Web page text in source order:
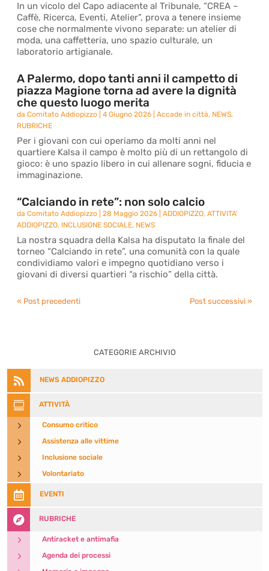
In un vicolo del Capo adiacente al Tribunale, “CREA –
Caffè, Ricerca, Eventi, Atelier”, prova a tenere insieme
cose che normalmente vivono separate: un atelier di
moda, una caffetteria, uno spazio culturale, un
laboratorio artigianale.
A Palermo, dopo tanti anni il campetto di
piazza Magione torna ad avere la dignità
che questo luogo merita
daComitato Addiopizzo |4 Giugno 2026 |Accade in città, NEWS,
RUBRICHE
Per i giovani con cui operiamo da molti anni nel
quartiere Kalsa il campo è molto più di un rettangolo di
gioco: è uno spazio libero in cui allenare sogni, fiducia e
immaginazione.
“Calciando in rete”: non solo calcio
daComitato Addiopizzo |28 Maggio 2026 |ADDIOPIZZO,ATTIVITA'
ADDIOPIZZO, INCLUSIONE SOCIALE, NEWS
La nostra squadra della Kalsa ha disputato la finale del
torneo “Calciando in rete”, una comunità con la quale
condividiamo valori e impegno quotidiano verso i
giovani di diversi quartieri “a rischio” della città.
« Post precedenti Post successivi »
CATEGORIE ARCHIVIO
 NEWS ADDIOPIZZO
 ATTIVITÀ
5 Consumo critico
5 Assistenza alle vittime
5 Inclusione sociale
5 Volontariato
 EVENTI
 RUBRICHE
5 Antiracket e antimafia
5 Agenda dei processi